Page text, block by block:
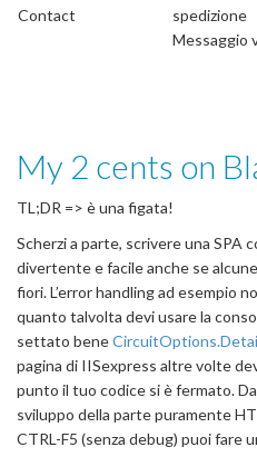
Contact
spedizione
Messaggio
My 2 cents on
TL;DR => è una figata!
Scherzi a parte, scrivere una SPA
divertente e facile anche se
fiori. L’error handling ad esempio
quanto talvolta devi usare la
settato bene
pagina di IISexpress altre volte
punto il tuo codice si è fermato.
sviluppo della parte puramente
CTRL-F5 (senza debug) puoi fare